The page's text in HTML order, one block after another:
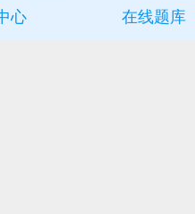
心 在线题库